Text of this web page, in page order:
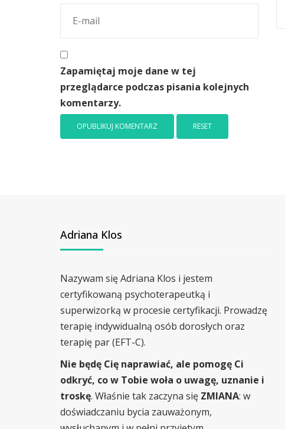
Zapamiętaj moje dane w tej
przeglądarce podczas pisania kolejnych
komentarzy.
RESET
Adriana Klos
Nazywam się Adriana Klos i jestem
certyfikowaną psychoterapeutką i
superwizorką w procesie certyfikacji. Prowadzę
terapię indywidualną osób dorosłych oraz
terapię par (EFT-C).
Nie będę Cię naprawiać, ale pomogę Ci
odkryć, co w Tobie woła o uwagę, uznanie i
troskę. Właśnie tak zaczyna się ZMIANA: w
doświadczaniu bycia zauważonym,